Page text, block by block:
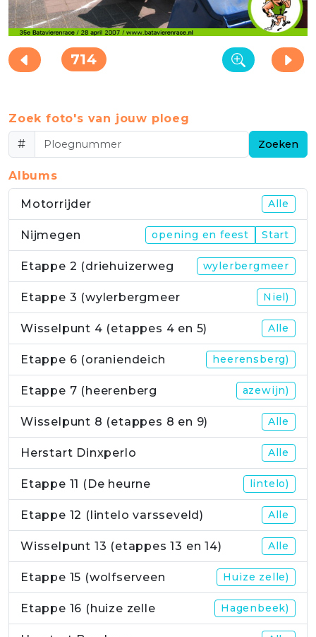
714
Zoek foto's van jouw ploeg
#
Zoeken
Albums
Motorrijder Alle
Nijmegen opening en feest Start
Etappe 2 (driehuizerweg wylerbergmeer
Etappe 3 (wylerbergmeer Niel)
Wisselpunt 4 (etappes 4 en 5) Alle
Etappe 6 (oraniendeich heerensberg)
Etappe 7 (heerenberg azewijn)
Wisselpunt 8 (etappes 8 en 9) Alle
Herstart Dinxperlo Alle
Etappe 11 (De heurne lintelo)
Etappe 12 (lintelo varsseveld) Alle
Wisselpunt 13 (etappes 13 en 14) Alle
Etappe 15 (wolfserveen Huize zelle)
Etappe 16 (huize zelle Hagenbeek)